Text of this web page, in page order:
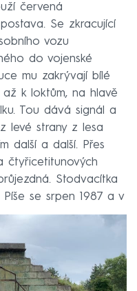
červená
Se zkracující
vozu
do vojenské
mu zakrývají bílé
k loktům, na hlavě
Tou dává signál a
levé strany z lesa
další a další. Přes
čtyřicetitunových
Stodvacítka
se srpen 1987 a v